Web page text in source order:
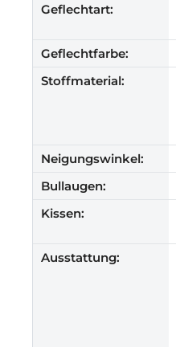
Geflechtart:
Geflechtfarbe:
Stoffmaterial:
Neigungswinkel:
Bullaugen:
Kissen:
Ausstattung: